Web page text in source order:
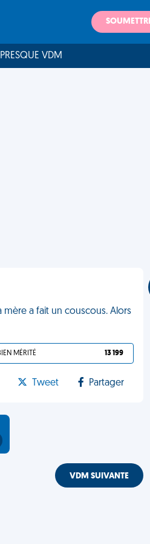
PRESQUE VDM
a fait un couscous. Alors
MÉRITÉ 13 199
Tweet Partager
VDM SUIVANTE